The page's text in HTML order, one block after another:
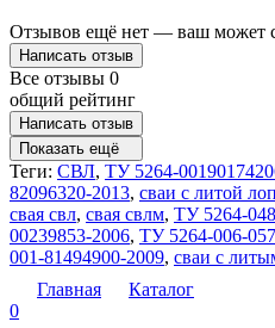
Отзывов ещё нет — ваш может
Написать отзыв
Все отзывы 0
общий рейтинг
Написать отзыв
Показать ещё
Теги: СВЛ, ТУ 5264-
82096320-2013, сваи с литой
свая свл, свая свлм, ТУ 5264-
00239853-2006, ТУ 5264-006-
001-81494900-2009, сваи с
Главная
Каталог
0